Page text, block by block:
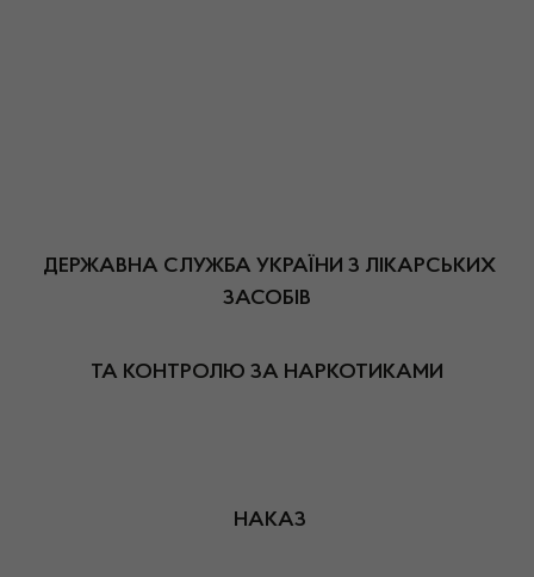
ДЕРЖАВНА СЛУЖБА УКРАЇНИ З ЛІКАРСЬКИХ
ЗАСОБІВ
ТА КОНТРОЛЮ ЗА НАРКОТИКАМИ
НАКАЗ